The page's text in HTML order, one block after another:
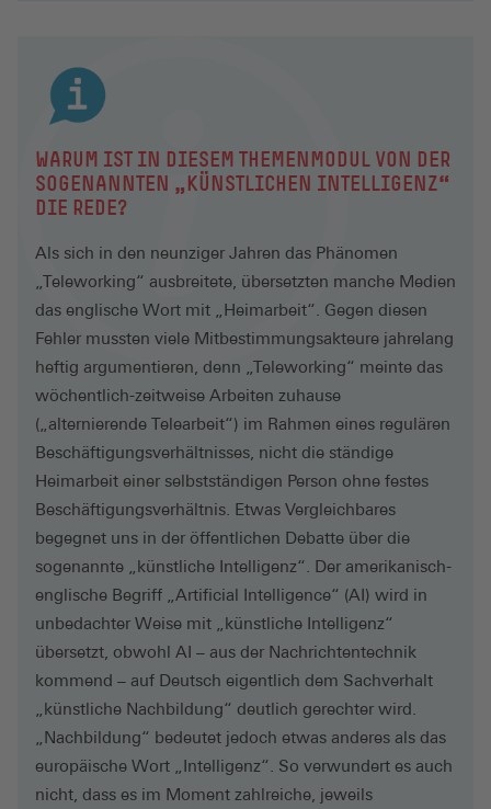
WARUM IST IN DIESEM THEMENMODUL VON DER
SOGENANNTEN „KÜNSTLICHEN INTELLIGENZ“
DIE REDE?
Als sich in den neunziger Jahren das Phänomen
„Teleworking“ ausbreitete, übersetzten manche Medien
das englische Wort mit „Heimarbeit“. Gegen diesen
Fehler mussten viele Mitbestimmungsakteure jahrelang
heftig argumentieren, denn „Teleworking“ meinte das
wöchentlich-zeitweise Arbeiten zuhause
(„alternierende Telearbeit“) im Rahmen eines regulären
Beschäftigungsverhältnisses, nicht die ständige
Heimarbeit einer selbstständigen Person ohne festes
Beschäftigungsverhältnis. Etwas Vergleichbares
begegnet uns in der öffentlichen Debatte über die
sogenannte „künstliche Intelligenz“. Der amerikanisch-
englische Begriff „Artificial Intelligence“ (AI) wird in
unbedachter Weise mit „künstliche Intelligenz“
übersetzt, obwohl AI – aus der Nachrichtentechnik
kommend – auf Deutsch eigentlich dem Sachverhalt
„künstliche Nachbildung“ deutlich gerechter wird.
„Nachbildung“ bedeutet jedoch etwas anderes als das
europäische Wort „Intelligenz“. So verwundert es auch
nicht, dass es im Moment zahlreiche, jeweils